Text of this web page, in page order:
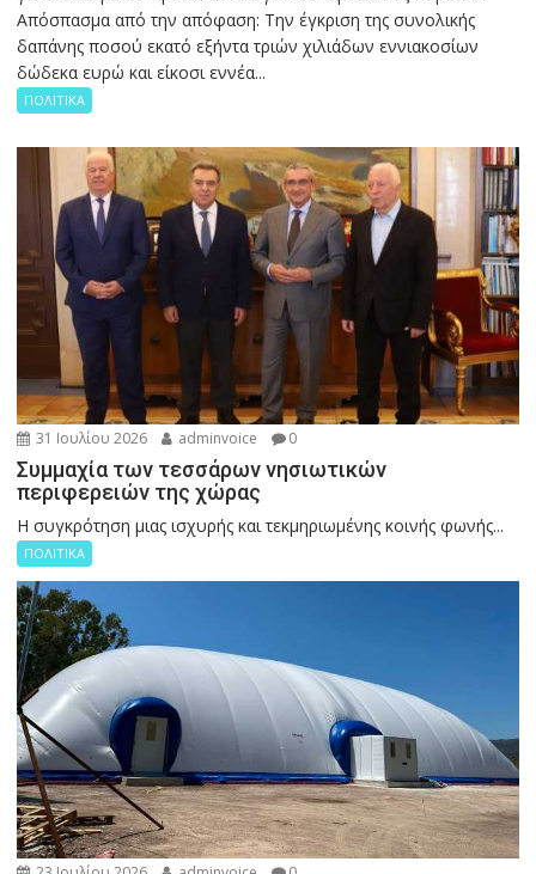
Απόσπασμα από την απόφαση: Την έγκριση της συνολικής
δαπάνης ποσού εκατό εξήντα τριών χιλιάδων εννιακοσίων
δώδεκα ευρώ και είκοσι εννέα...
ΠΟΛΙΤΙΚΑ
31 Ιουλίου 2026 adminvoice 0
Συμμαχία των τεσσάρων νησιωτικών
περιφερειών της χώρας
Η συγκρότηση μιας ισχυρής και τεκμηριωμένης κοινής φωνής...
ΠΟΛΙΤΙΚΑ